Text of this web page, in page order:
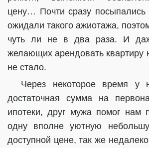
цену… Почти сразу
ожидали такого ажиотажа,
чуть ли не в два раза. И
желающих арендовать квартиру
не стало.
Через некоторое время у
достаточная сумма на
ипотеки, друг мужа помог нам
одну вполне уютную
доступной цене, так же